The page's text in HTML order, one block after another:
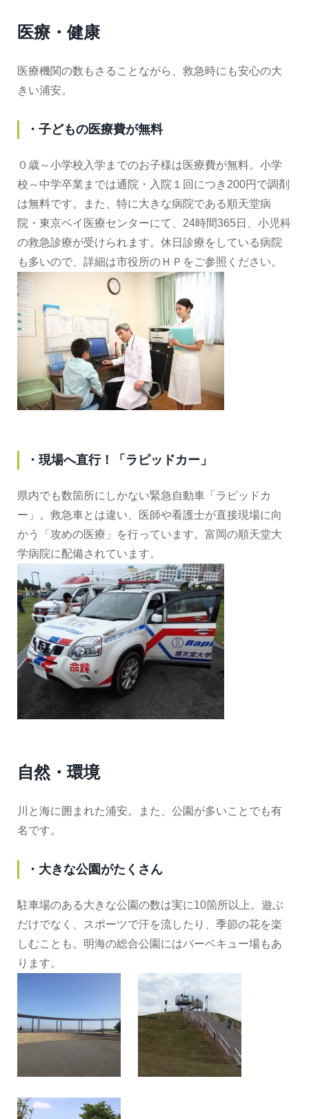
医療・健康
医療機関の数もさることながら、救急時にも安心の大
きい浦安。
・子どもの医療費が無料
０歳～小学校入学までのお子様は医療費が無料。小学
校～中学卒業までは通院・入院１回につき200円で調剤
は無料です。また、特に大きな病院である順天堂病
院・東京ベイ医療センターにて、24時間365日、小児科
の救急診療が受けられます。休日診療をしている病院
も多いので、詳細は市役所のＨＰをご参照ください。
・現場へ直行！「ラピッドカー」
県内でも数箇所にしかない緊急自動車「ラピッドカ
ー」。救急車とは違い、医師や看護士が直接現場に向
かう「攻めの医療」を行っています。富岡の順天堂大
学病院に配備されています。
自然・環境
川と海に囲まれた浦安。また、公園が多いことでも有
名です。
・大きな公園がたくさん
駐車場のある大きな公園の数は実に10箇所以上。遊ぶ
だけでなく、スポーツで汗を流したり、季節の花を楽
しむことも。明海の総合公園にはバーベキュー場もあ
ります。